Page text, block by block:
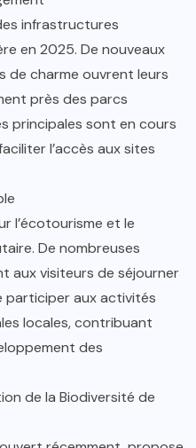
infrastructures
en 2025. De nouveaux
de charme ouvrent leurs
près des parcs
principales sont en cours
l’accès aux sites
l’écotourisme et le
De nombreuses
aux visiteurs de séjourner
participer aux activités
locales, contribuant
des
de la Biodiversité de